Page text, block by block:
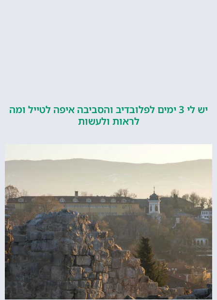
יש לי 3 ימים לפלובדיב והסביבה איפה לטייל ומה
לראות ולעשות